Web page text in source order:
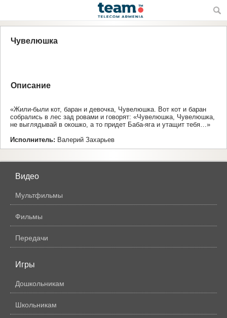
Чувелюшка
Описание
«Жили-были кот, баран и девочка, Чувелюшка. Вот кот и баран
собрались в лес зад ровами и говорят: «Чувелюшка, Чувелюшка,
не выглядывай в окошко, а то придет Баба-яга и утащит тебя…»
Исполнитель: Валерий Захарьев
Видео
Мультфильмы
Фильмы
Передачи
Игры
Дошкольникам
Школьникам